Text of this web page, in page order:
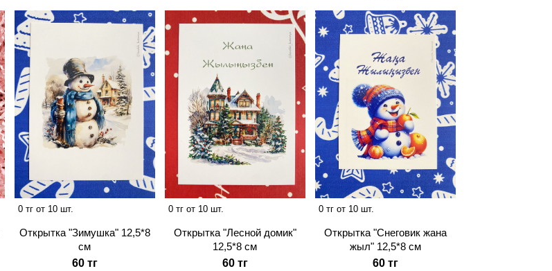
0 тг от 10 шт.
Открытка "Зимушка" 12,5*8
см
60 тг
0 тг от 10 шт.
Открытка "Лесной домик"
12,5*8 см
60 тг
0 тг от 10 шт.
Открытка "Снеговик жана
жыл" 12,5*8 см
60 тг